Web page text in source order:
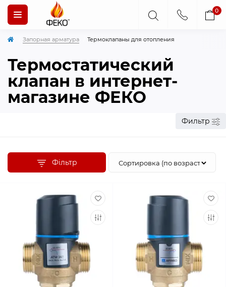
0
Запорная арматура Термоклапаны для отопления
Термостатический
клапан в интернет-
магазине ФЕКО
Фильтр
Фільтр